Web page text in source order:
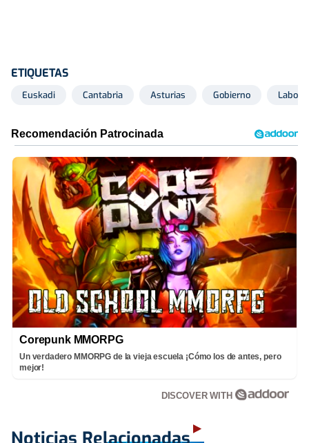
ETIQUETAS
Euskadi Cantabria Asturias Gobierno Laboral
Corepunk MMORPG
Un verdadero MMORPG de la vieja escuela ¡Cómo los de antes, pero
mejor!
DISCOVER WITH
Noticias Relacionadas